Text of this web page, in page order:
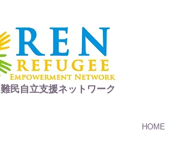
難民自立支援ネットワーク
HOME